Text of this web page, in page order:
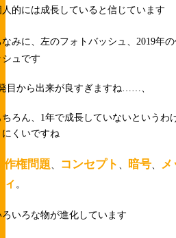
人的には成長していると信じています
なみに、左のフォトバッシュ、2019年
シュです
目から出来が良すぎますね……、
ちろん、1年で成長していないという
にくいですね
作権問題 コンセプト 暗号
ィ 。
ろいろな物が進化しています